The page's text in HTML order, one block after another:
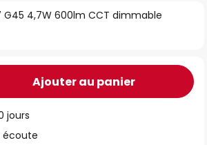
G45 4,7W 600lm CCT dimmable
Ajouter au panier
jours
écoute